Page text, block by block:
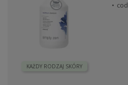
KAŻDY RODZAJ SKÓRY